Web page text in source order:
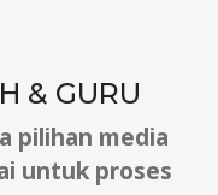
& GURU
pilihan media
untuk proses